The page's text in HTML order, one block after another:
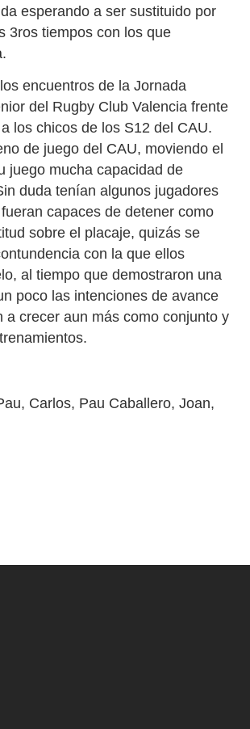
esperando a ser sustituido por
3ros tiempos con los que
encuentros de la Jornada
del Rugby Club Valencia frente
los chicos de los S12 del CAU.
de juego del CAU, moviendo el
juego mucha capacidad de
duda tenían algunos jugadores
capaces de detener como
sobre el placaje, quizás se
con la que ellos
al tiempo que demostraron una
poco las intenciones de avance
crecer aun más como conjunto y
Carlos, Pau Caballero, Joan,